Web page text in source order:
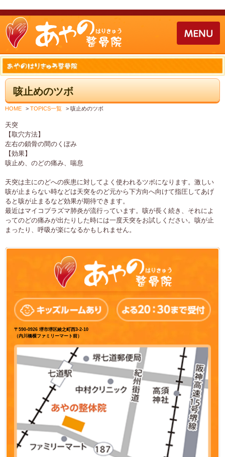
咳止めのツボ
HOME > TOPICS一覧 > 咳止めのツボ
天突
【取穴方法】
左右の鎖骨の間のくぼみ
【効果】
咳止め、のどの痛み、喘息
天突は主にのどへの疾患に対してよく使われるツボになります。激しい
咳が止まらない時などは天突をのど元から下方向へ向けて指圧してあげ
ると咳が止まるなど効果が期待できます。
最近はマイコプラズマ肺炎が流行っています。咳が長く続き、それによ
ってのどの痛みが出たりした時には一度天突をお試しください。咳が止
まったり、呼吸が楽になるかもしれません。
〒590-0926 堺市堺区綾之町西3-2-10
（内川橋横ファミリーマート前）